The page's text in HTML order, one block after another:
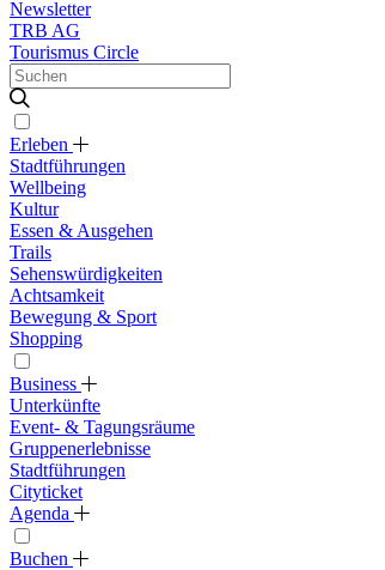
Newsletter
TRB AG
Tourismus Circle
Erleben
Stadtführungen
Wellbeing
Kultur
Essen & Ausgehen
Trails
Sehenswürdigkeiten
Achtsamkeit
Bewegung & Sport
Shopping
Business
Unterkünfte
Event- & Tagungsräume
Gruppenerlebnisse
Stadtführungen
Cityticket
Agenda
Buchen